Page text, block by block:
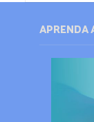
APRENDA